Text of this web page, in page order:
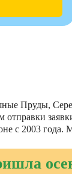
Пруды,
отправки
с 2003 года.